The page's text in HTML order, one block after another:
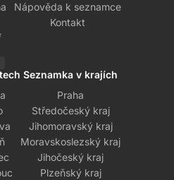
Nápověda k seznamce
Kontakt
Seznamka v krajích
Praha
Středočeský kraj
Jihomoravský kraj
Moravskoslezský kraj
Jihočeský kraj
Plzeňský kraj